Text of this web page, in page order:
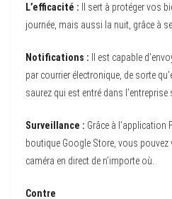
L’efficacité :
Il sert à protéger vos
journée, mais aussi la nuit, grâce à
Notifications :
Il est capable
par courrier électronique, de sorte
saurez qui est entré dans
Surveillance : Grâce à l’application
boutique Google Store, vous
caméra en direct de n’importe où.
Contre